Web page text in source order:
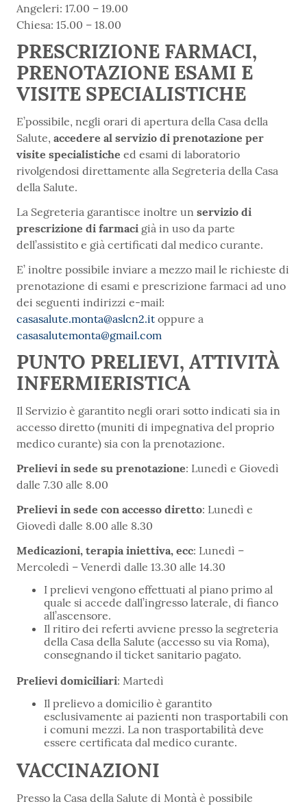
Angeleri: 17.00 – 19.00
Chiesa: 15.00 – 18.00
PRESCRIZIONE FARMACI,
PRENOTAZIONE ESAMI E
VISITE SPECIALISTICHE
E’possibile, negli orari di apertura della Casa della
Salute, accedere al servizio di prenotazione per
visite specialistiche ed esami di laboratorio
rivolgendosi direttamente alla Segreteria della Casa
della Salute.
La Segreteria garantisce inoltre un servizio di
prescrizione di farmaci già in uso da parte
dell’assistito e già certificati dal medico curante.
E’ inoltre possibile inviare a mezzo mail le richieste di
prenotazione di esami e prescrizione farmaci ad uno
dei seguenti indirizzi e-mail:
casasalute.monta@aslcn2.it oppure a
casasalutemonta@gmail.com
PUNTO PRELIEVI, ATTIVITÀ
INFERMIERISTICA
Il Servizio è garantito negli orari sotto indicati sia in
accesso diretto (muniti di impegnativa del proprio
medico curante) sia con la prenotazione.
Prelievi in sede su prenotazione: Lunedì e Giovedì
dalle 7.30 alle 8.00
Prelievi in sede con accesso diretto: Lunedì e
Giovedì dalle 8.00 alle 8.30
Medicazioni, terapia iniettiva, ecc: Lunedì –
Mercoledì – Venerdì dalle 13.30 alle 14.30
I prelievi vengono effettuati al piano primo al
quale si accede dall’ingresso laterale, di fianco
all’ascensore.
Il ritiro dei referti avviene presso la segreteria
della Casa della Salute (accesso su via Roma),
consegnando il ticket sanitario pagato.
Prelievi domiciliari: Martedì
Il prelievo a domicilio è garantito
esclusivamente ai pazienti non trasportabili con
i comuni mezzi. La non trasportabilità deve
essere certificata dal medico curante.
VACCINAZIONI
Presso la Casa della Salute di Montà è possibile